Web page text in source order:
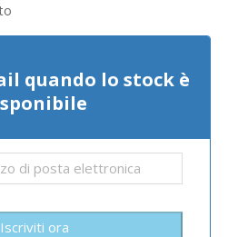
quando lo stock è
Iscriviti ora